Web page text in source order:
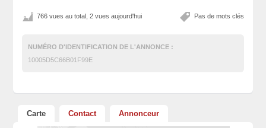
Pas de mots clés
766 vues au total, 2 vues aujourd'hui
NUMÉRO D'IDENTIFICATION DE L'ANNONCE :
10005D5C66B01F99E
Carte Contact Annonceur